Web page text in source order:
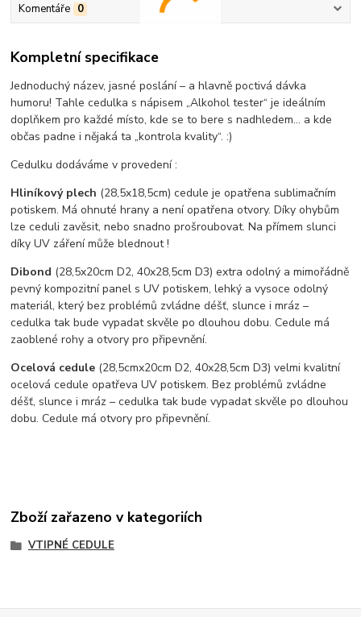
Komentáře 0
Kompletní specifikace
Jednoduchý název, jasné poslání – a hlavně poctivá dávka
humoru! Tahle cedulka s nápisem „Alkohol tester“ je ideálním
doplňkem pro každé místo, kde se to bere s nadhledem… a kde
občas padne i nějaká ta „kontrola kvality“. :)
Cedulku dodáváme v provedení :
Hliníkový plech (28,5x18,5cm) cedule je opatřena sublimačním
potiskem. Má ohnuté hrany a není opatřena otvory. Díky ohybům
lze ceduli zavěsit, nebo snadno prošroubovat. Na přímem slunci
díky UV záření může blednout !
Dibond (28,5x20cm D2, 40x28,5cm D3) extra odolný a mimořádně
pevný kompozitní panel s UV potiskem, lehký a vysoce odolný
materiál, který bez problémů zvládne déšť, slunce i mráz –
cedulka tak bude vypadat skvěle po dlouhou dobu. Cedule má
zaoblené rohy a otvory pro připevnění.
Ocelová cedule (28,5cmx20cm D2, 40x28,5cm D3) velmi kvalitní
ocelová cedule opatřeva UV potiskem. Bez problémů zvládne
déšť, slunce i mráz – cedulka tak bude vypadat skvěle po dlouhou
dobu. Cedule má otvory pro připevnění.
Zboží zařazeno v kategoriích
VTIPNÉ CEDULE